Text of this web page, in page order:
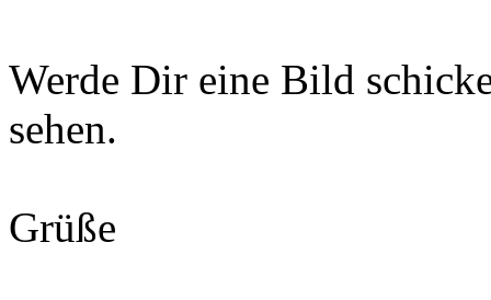
Werde Dir eine Bild
sehen.
Grüße